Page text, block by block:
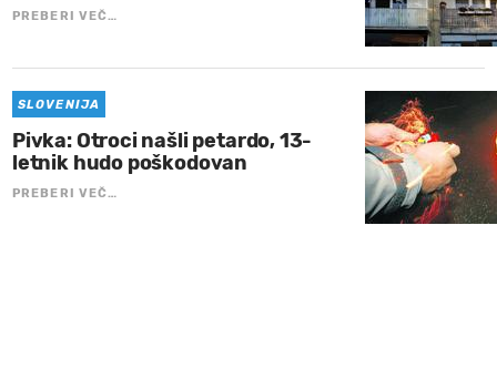
PREBERI VEČ…
SLOVENIJA
Pivka: Otroci našli petardo, 13-
letnik hudo poškodovan
PREBERI VEČ…